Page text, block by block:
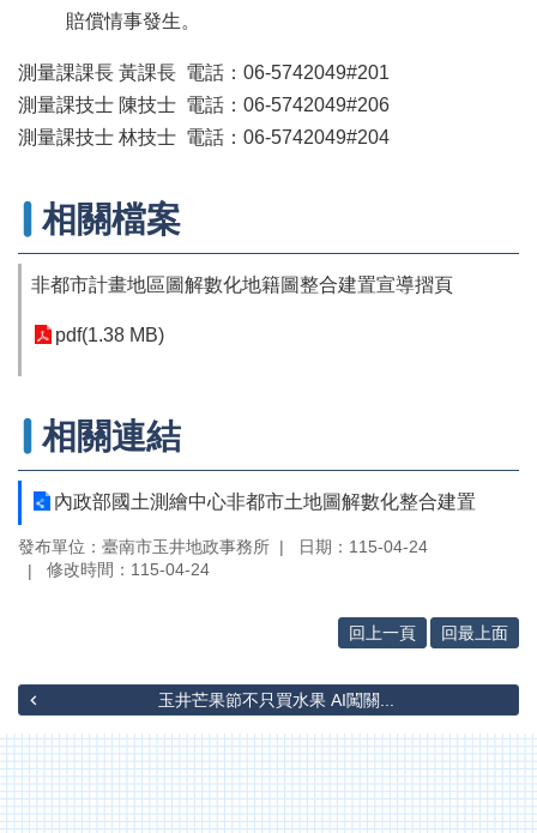
流
下
載
區
主
題
專
區
服
地
籍
圖
未
辦
繼
承
賠償情事發生。
測量課課長 黃課長 電話：06-5742049#201
測量課技士 陳技士 電話：06-5742049#206
測量課技士 林技士 電話：06-5742049#204
相關檔案
非都市計畫地區圖解數化地籍圖整合建置宣導摺頁
pdf(1.38 MB)
相關連結
內政部國土測繪中心非都市土地圖解數化整合建置
發布單位：臺南市玉井地政事務所
日期：115-04-24
修改時間：115-04-24
回上一頁 回最上面
玉井芒果節不只買水果 AI闖關...